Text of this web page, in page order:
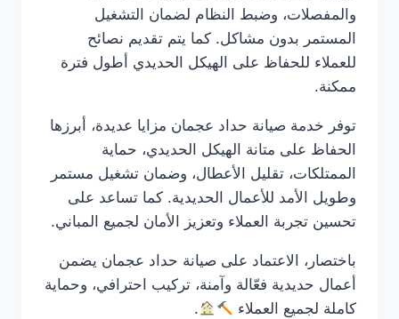
والمفصلات، وضبط النظام لضمان التشغيل
المستمر بدون مشاكل. كما يتم تقديم نصائح
للعملاء للحفاظ على الهيكل الحديدي أطول فترة
ممكنة.
توفر خدمة صيانة حداد عجمان مزايا عديدة، أبرزها
الحفاظ على متانة الهيكل الحديدي، حماية
الممتلكات، تقليل الأعطال، وضمان تشغيل مستمر
وطويل الأمد للأعمال الحديدية. كما تساعد على
تحسين تجربة العملاء وتعزيز الأمان لجميع المباني.
باختصار، الاعتماد على صيانة حداد عجمان يضمن
أعمال حديدية فعّالة وآمنة، تركيب احترافي، وحماية
كاملة لجميع العملاء
.